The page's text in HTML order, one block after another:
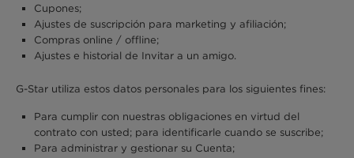
Cupones;
Ajustes de suscripción para marketing y afiliación;
Compras online / offline;
Ajustes e historial de Invitar a un amigo.
G-Star utiliza estos datos personales para los siguientes fines:
Para cumplir con nuestras obligaciones en virtud del
contrato con usted; para identificarle cuando se suscribe;
Para administrar y gestionar su Cuenta;